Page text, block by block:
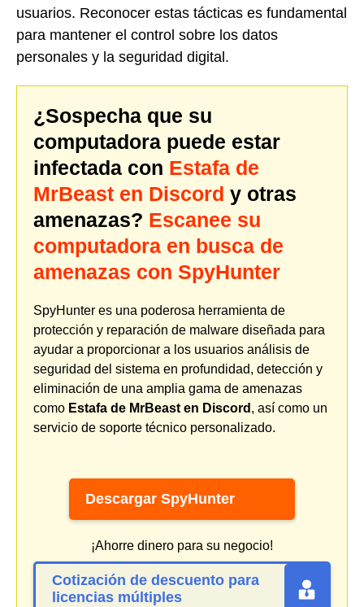
usuarios. Reconocer estas tácticas es fundamental
para mantener el control sobre los datos
personales y la seguridad digital.
¿Sospecha que su
computadora puede estar
infectada con Estafa de
MrBeast en Discord y otras
amenazas? Escanee su
computadora en busca de
amenazas con SpyHunter
SpyHunter es una poderosa herramienta de
protección y reparación de malware diseñada para
ayudar a proporcionar a los usuarios análisis de
seguridad del sistema en profundidad, detección y
eliminación de una amplia gama de amenazas
como Estafa de MrBeast en Discord , así como un
servicio de soporte técnico personalizado.
Descargar SpyHunter
¡Ahorre dinero para su negocio!
Cotización de descuento para
licencias múltiples